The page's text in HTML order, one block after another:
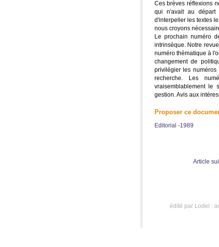
Ces brèves réflexions
qui n'avait au départ
d'interpeller les textes
nous croyons
Le prochain numéro
intrinsèque. Notre
numéro thématique à
changement de
privilégier les
recherche. Les
vraisemblablement le
gestion. Avis aux
Proposer ce
Editorial -1989
Article
édité par Lodel